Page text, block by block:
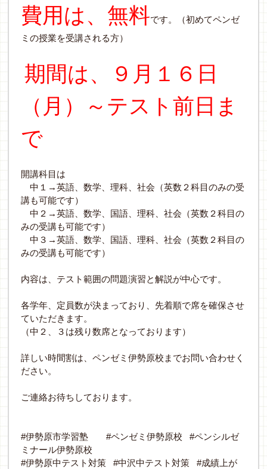
費用は、無料です。（初めてペンゼ
ミの授業を受講される方）
期間は、９月１６日
（月）～テスト前日ま
で
開講科目は
中１→英語、数学、理科、社会（英数２科目のみの受
講も可能です）
中２→英語、数学、国語、理科、社会（英数２科目の
みの受講も可能です）
中３→英語、数学、国語、理科、社会（英数２科目の
みの受講も可能です）
内容は、テスト範囲の問題演習と解説が中心です。
各学年、定員数が決まっており、先着順で席を確保させ
ていただきます。
（中２、３は残り数席となっております）
詳しい時間割は、ペンゼミ伊勢原校までお問い合わせく
ださい。
ご連絡お待ちしております。
#伊勢原市学習塾#ペンゼミ伊勢原校 #ペンシルゼ
ミナール伊勢原校
#伊勢原中テスト対策 #中沢中テスト対策 #成績上が